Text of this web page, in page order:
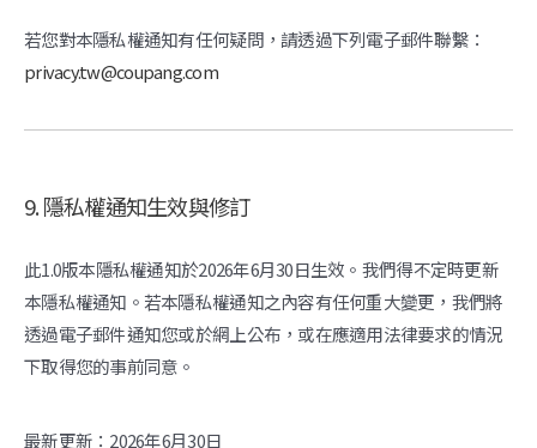
若您對本隱私權通知有任何疑問，請透過下列電子郵件聯繫：
privacy.tw@coupang.com
9. 隱私權通知生效與修訂
此1.0版本隱私權通知於2026年6月30日生效。我們得不定時更新
本隱私權通知。若本隱私權通知之內容有任何重大變更，我們將
透過電子郵件通知您或於網上公布，或在應適用法律要求的情況
下取得您的事前同意。
最新更新：2026年6月30日